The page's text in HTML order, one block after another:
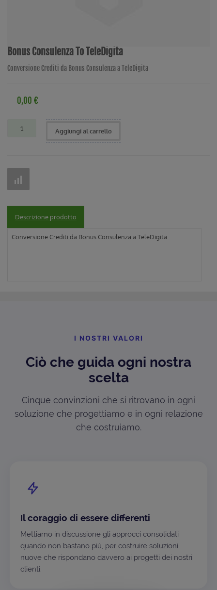
Bonus Consulenza To TeleDigita
Conversione Crediti da Bonus Consulenza a TeleDigita
0,00 €
Aggiungi al carrello
Descrizione prodotto
Conversione Crediti da Bonus Consulenza a TeleDigita
I NOSTRI VALORI
Ciò che guida ogni nostra
scelta
Cinque convinzioni che si ritrovano in ogni
soluzione che progettiamo e in ogni relazione
che costruiamo.
Il coraggio di essere differenti
Mettiamo in discussione gli approcci consolidati
quando non bastano più, per costruire soluzioni
nuove che rispondano davvero ai progetti dei nostri
clienti.